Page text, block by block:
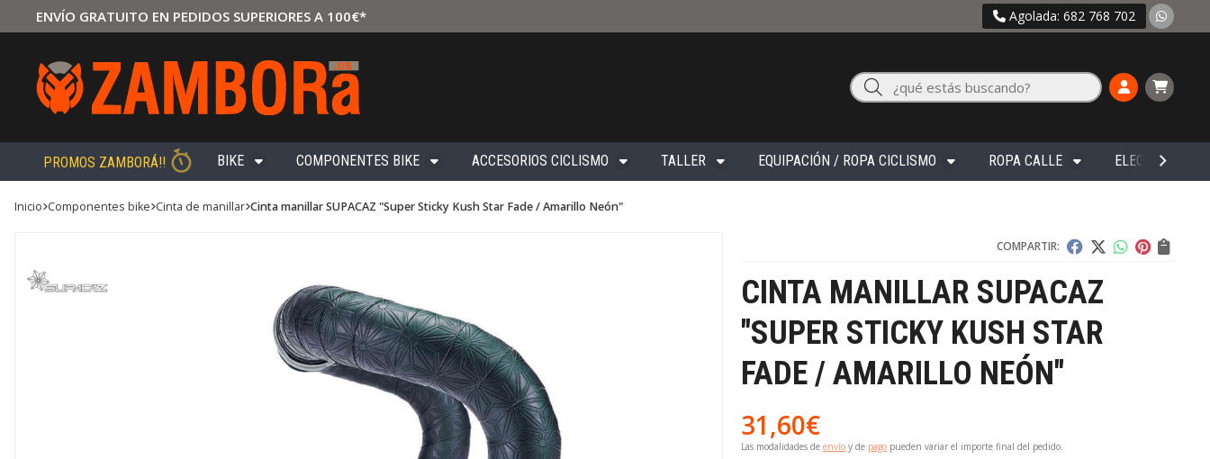
ENVÍO GRATUITO EN PEDIDOS SUPERIORES A 100€* Agolada: 682 768 702
Buscar
PROMOS ZAMBORÁ!! BIKE COMPONENTES BIKE ACCESORIOS CICLISMO TALLER EQUIPACIÓN / ROPA CICLISMO ROPA CALLE ELECTRÓNICA
Inicio componentes bike cinta de manillar Cinta manillar SUPACAZ "Super Sticky Kush Star Fade / Amarillo Neón"
COMPARTIR:
CINTA MANILLAR SUPACAZ
"SUPER STICKY KUSH STAR
FADE / AMARILLO NEÓN"
31,60€
Las modalidades deenvío y de pago pueden variar el importe final del pedido.